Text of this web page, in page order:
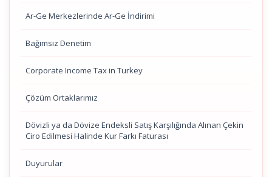
Ar-Ge Merkezlerinde Ar-Ge İndirimi
Bağımsız Denetim
Corporate Income Tax in Turkey
Çözüm Ortaklarımız
Dövizli ya da Dövize Endeksli Satış Karşılığında Alınan Çekin
Ciro Edilmesi Halinde Kur Farkı Faturası
Duyurular